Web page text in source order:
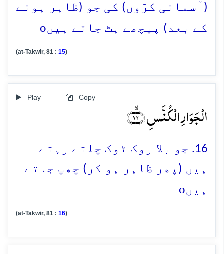
(آسمانی کرّوں) کی جو (ظاہر ہونے
کے بعد) پیچھے ہٹ جاتے ہیںo
(at-Takwir, 81 : 15)
Play Copy
الۡجَوَارِ الۡکُنَّسِ ﴿ۙ۱۶﴾
16. جو بلا روک ٹوک چلتے رہتے
ہیں (پھر ظاہر ہو کر) چھپ جاتے
ہیںo
(at-Takwir, 81 : 16)